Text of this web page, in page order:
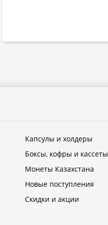
Капсулы и холдеры
Боксы, кофры и кассеты
Монеты Казахстана
Новые поступления
Скидки и акции